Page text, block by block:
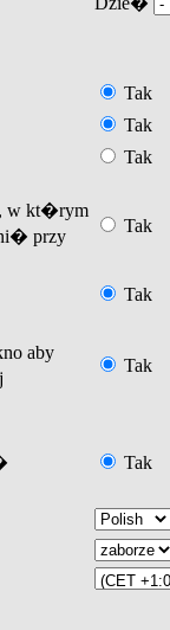
Tak
Tak
Tak
w kt�rym
przy
Tak
Tak
aby
Tak
Tak